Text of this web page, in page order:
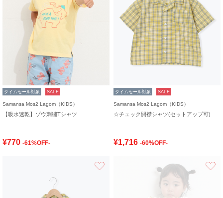
タイムセール対象 SALE
Samansa Mos2 Lagom（KIDS）
【吸水速乾】ゾウ刺繍Tシャツ
¥770 -61%OFF-
タイムセール対象 SALE
Samansa Mos2 Lagom（KIDS）
☆チェック開襟シャツ(セットアップ可)
¥1,716 -60%OFF-